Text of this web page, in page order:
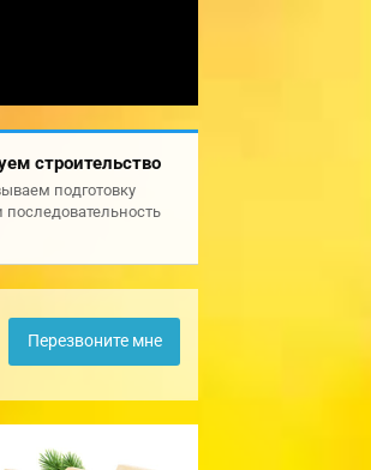
строительство
подготовку
последовательность
Перезвоните мне